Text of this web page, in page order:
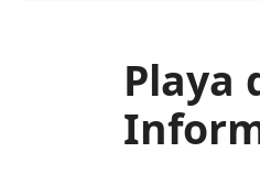
Playa